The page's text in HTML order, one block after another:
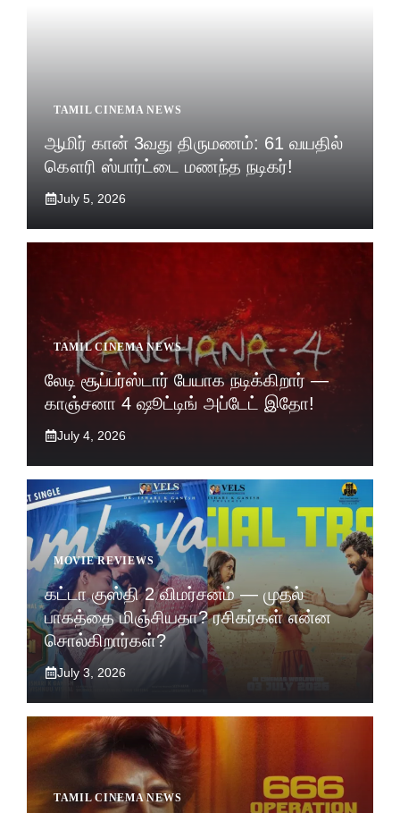
TAMIL CINEMA NEWS
ஆமிர் கான் 3வது திருமணம்: 61 வயதில்
கௌரி ஸ்பார்ட்டை மணந்த நடிகர்!
July 5, 2026
TAMIL CINEMA NEWS
லேடி சூப்பர்ஸ்டார் பேயாக நடிக்கிறார் —
காஞ்சனா 4 ஷூட்டிங் அப்டேட் இதோ!
July 4, 2026
MOVIE REVIEWS
கட்டா குஸ்தி 2 விமர்சனம் — முதல்
பாகத்தை மிஞ்சியதா? ரசிகர்கள் என்ன
சொல்கிறார்கள்?
July 3, 2026
TAMIL CINEMA NEWS